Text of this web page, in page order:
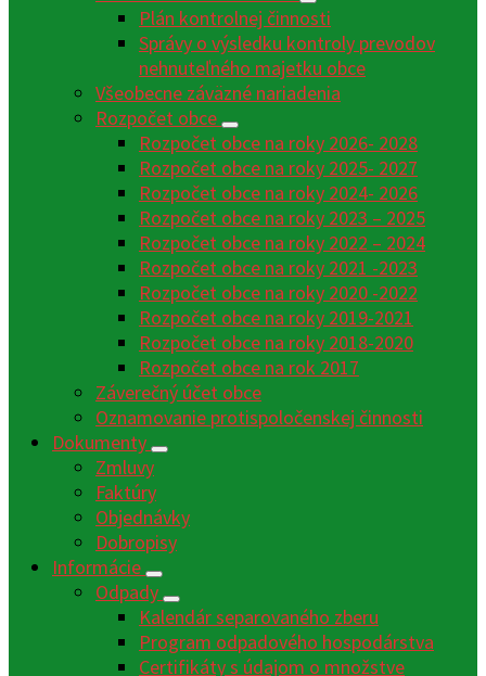
Plán kontrolnej činnosti
Správy o výsledku kontroly prevodov
nehnuteľného majetku obce
Všeobecne záväzné nariadenia
Rozpočet obce
Rozpočet obce na roky 2026- 2028
Rozpočet obce na roky 2025- 2027
Rozpočet obce na roky 2024- 2026
Rozpočet obce na roky 2023 – 2025
Rozpočet obce na roky 2022 – 2024
Rozpočet obce na roky 2021 -2023
Rozpočet obce na roky 2020 -2022
Rozpočet obce na roky 2019-2021
Rozpočet obce na roky 2018-2020
Rozpočet obce na rok 2017
Záverečný účet obce
Oznamovanie protispoločenskej činnosti
Dokumenty
Zmluvy
Faktúry
Objednávky
Dobropisy
Informácie
Odpady
Kalendár separovaného zberu
Program odpadového hospodárstva
Certifikáty s údajom o množstve